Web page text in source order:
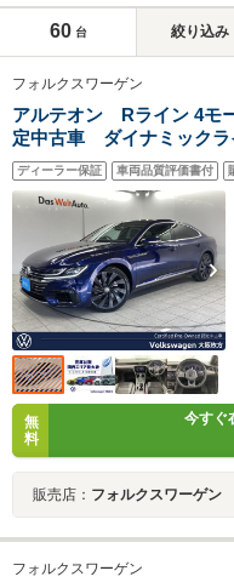
60 台 絞り込み
フォルクスワーゲン
アルテオン Rライン 4モ
定中古車 ダイナミック
ューカメラ パワーテー
ーシート オートホール
アコン 純正ナビ スマー
ディーラー保証 車両品質評価書付
無
料
今すぐ
販売店： フォルクスワーゲン
フォルクスワーゲン